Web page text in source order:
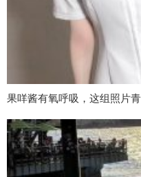
果咩酱有氧呼吸，这组照片